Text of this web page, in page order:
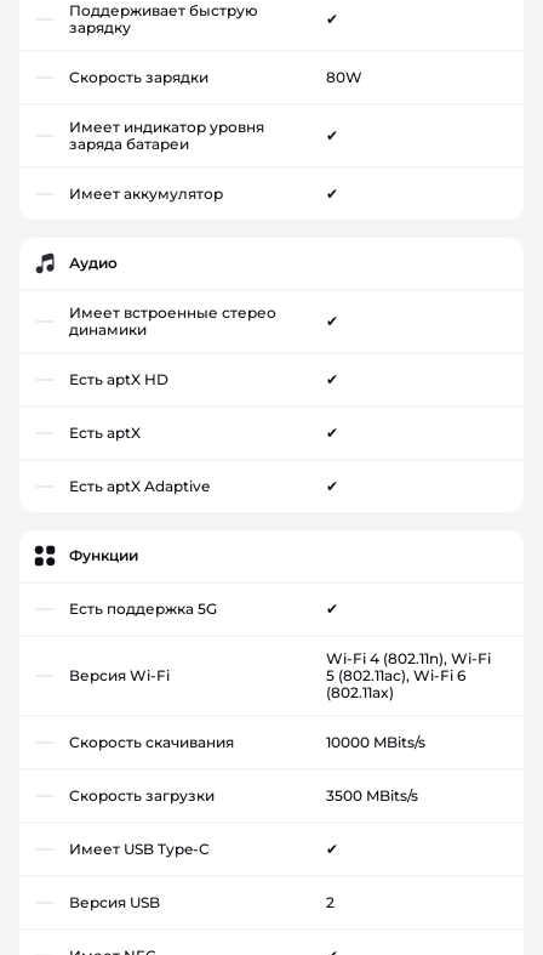
Поддерживает быструю
зарядку
✔
Скорость зарядки 80W
Имеет индикатор уровня
заряда батареи
✔
Имеет аккумулятор ✔
Аудио
Имеет встроенные стерео
динамики
✔
Есть aptX HD ✔
Есть aptX ✔
Есть aptX Adaptive ✔
Функции
Есть поддержка 5G ✔
Версия Wi-Fi
Wi-Fi 4 (802.11n), Wi-Fi
5 (802.11ac), Wi-Fi 6
(802.11ax)
Скорость скачивания 10000 MBits/s
Скорость загрузки 3500 MBits/s
Имеет USB Type-C ✔
Версия USB 2